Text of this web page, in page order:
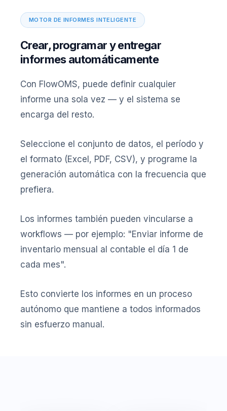
MOTOR DE INFORMES INTELIGENTE
Crear, programar y entregar
informes automáticamente
Con FlowOMS, puede definir cualquier
informe una sola vez — y el sistema se
encarga del resto.
Seleccione el conjunto de datos, el período y
el formato (Excel, PDF, CSV), y programe la
generación automática con la frecuencia que
prefiera.
Los informes también pueden vincularse a
workflows — por ejemplo: "Enviar informe de
inventario mensual al contable el día 1 de
cada mes".
Esto convierte los informes en un proceso
autónomo que mantiene a todos informados
sin esfuerzo manual.